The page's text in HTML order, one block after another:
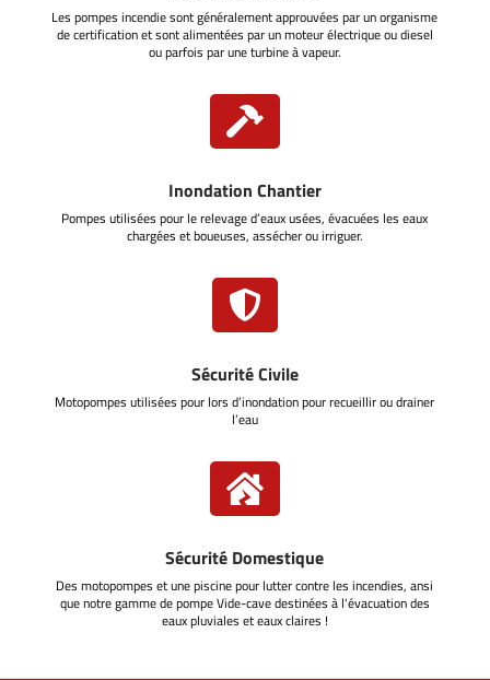
Les pompes incendie sont généralement approuvées par un organisme
de certification et sont alimentées par un moteur électrique ou diesel
ou parfois par une turbine à vapeur.

Inondation Chantier
Pompes utilisées pour le relevage d’eaux usées, évacuées les eaux
chargées et boueuses, assécher ou irriguer.

Sécurité Civile
Motopompes utilisées pour lors d’inondation pour recueillir ou drainer
l’eau

Sécurité Domestique
Des motopompes et une piscine pour lutter contre les incendies, ansi
que notre gamme de pompe Vide-cave destinées à l'évacuation des
eaux pluviales et eaux claires !